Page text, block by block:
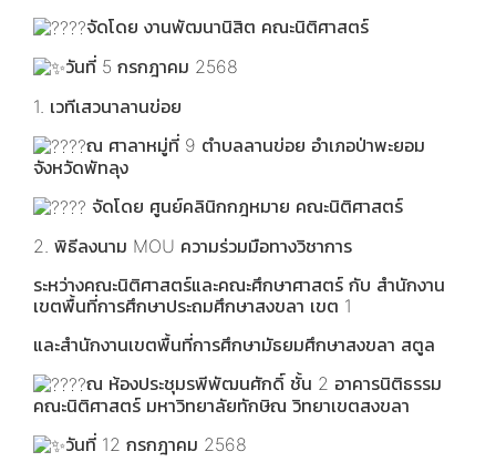
จัดโดย งานพัฒนานิสิต คณะนิติศาสตร์
วันที่ 5 กรกฎาคม 2568
1. เวทีเสวนาลานข่อย
ณ ศาลาหมู่ที่ 9 ตำบลลานข่อย อำเภอป่าพะยอม
จังหวัดพัทลุง
จัดโดย ศูนย์คลินิกกฎหมาย คณะนิติศาสตร์
2. พิธีลงนาม MOU ความร่วมมือทางวิชาการ
ระหว่างคณะนิติศาสตร์และคณะศึกษาศาสตร์ กับ สำนักงาน
เขตพื้นที่การศึกษาประถมศึกษาสงขลา เขต 1
และสำนักงานเขตพื้นที่การศึกษามัธยมศึกษาสงขลา สตูล
ณ ห้องประชุมรพีพัฒนศักดิ์ ชั้น 2 อาคารนิติธรรม
คณะนิติศาสตร์ มหาวิทยาลัยทักษิณ วิทยาเขตสงขลา
วันที่ 12 กรกฎาคม 2568